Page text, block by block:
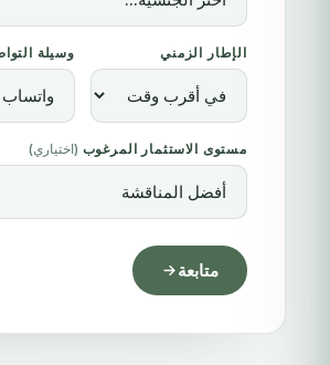
الإطار الزمني وسيلة
مستوى الاستثمار المرغوب (اختياري)
متابعة